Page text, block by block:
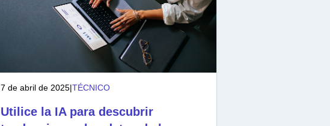
7 de abril de 2025|TÉCNICO
Utilice la IA para descubrir